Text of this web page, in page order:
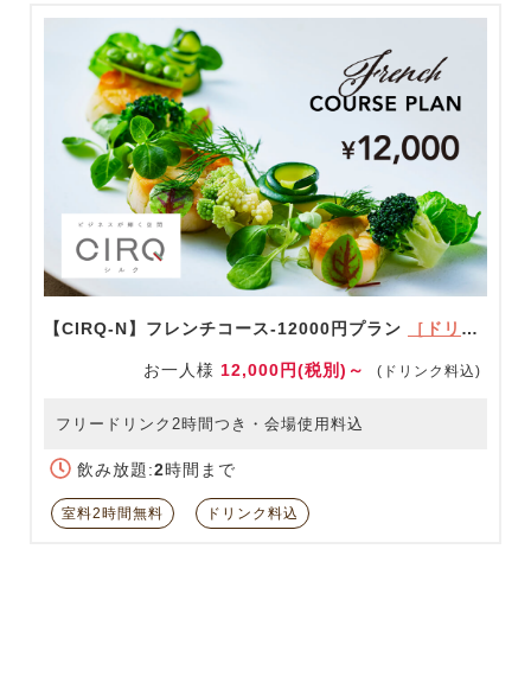
【CIRQ-N】フレンチコース-12000円プラン ［ドリンク充実！］
お一人様 12,000円(税別)～ (ドリンク料込)
フリードリンク2時間つき・会場使用料込
飲み放題:2時間まで
室料2時間無料 ドリンク料込